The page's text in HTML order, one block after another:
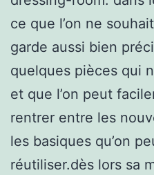
ce que l’on ne
garde aussi bien
quelques pièces qui
et que l’on peut
rentrer entre les
les basiques qu’on
réutiliser.dès lors sa